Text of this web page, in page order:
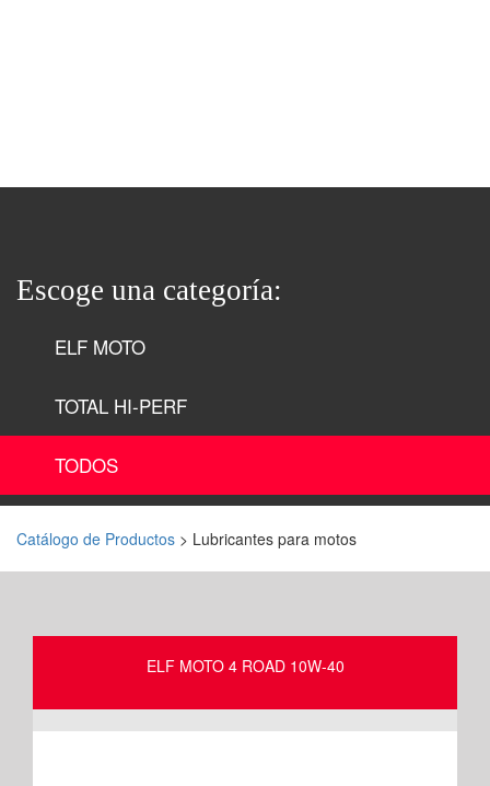
Escoge una categoría:
ELF MOTO
TOTAL HI-PERF
TODOS
Catálogo de Productos > Lubricantes para motos
ELF MOTO 4 ROAD 10W-40